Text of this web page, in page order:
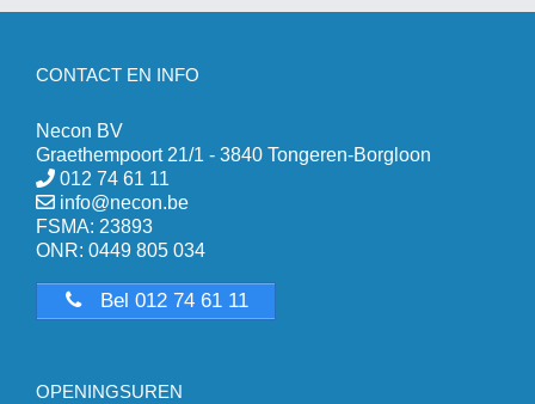
CONTACT EN INFO
Necon BV
Graethempoort 21/1 - 3840 Tongeren-Borgloon
012 74 61 11
info@necon.be
FSMA: 23893
ONR: 0449 805 034
Bel 012 74 61 11
OPENINGSUREN